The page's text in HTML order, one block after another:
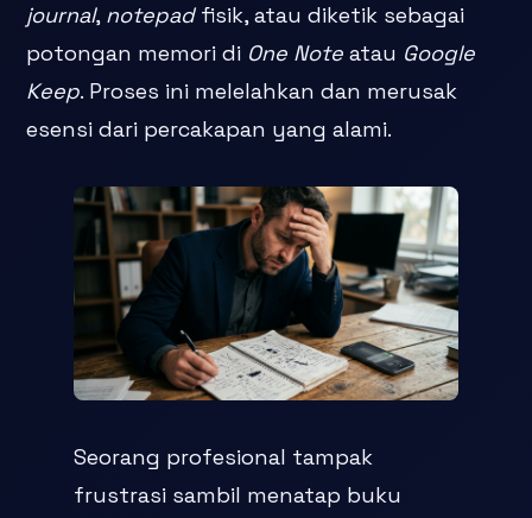
journal, notepadfisik, atau diketik sebagai
potongan memori di One Note atau Google
Keep. Proses ini melelahkan dan merusak
esensi dari percakapan yang alami.
Seorang profesional tampak
frustrasi sambil menatap buku